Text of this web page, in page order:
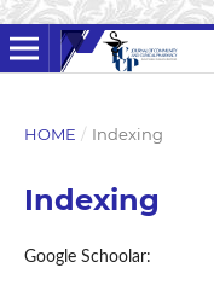
HOME / Indexing
Indexing
Google Schoolar: